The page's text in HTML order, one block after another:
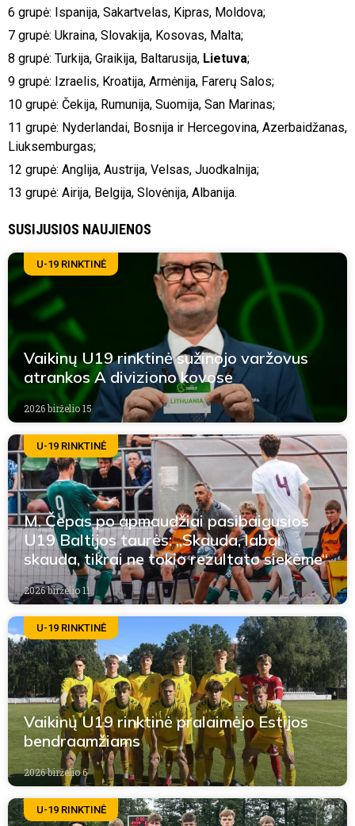
6 grupė: Ispanija, Sakartvelas, Kipras, Moldova;
7 grupė: Ukraina, Slovakija, Kosovas, Malta;
8 grupė: Turkija, Graikija, Baltarusija, Lietuva;
9 grupė: Izraelis, Kroatija, Armėnija, Farerų Salos;
10 grupė: Čekija, Rumunija, Suomija, San Marinas;
11 grupė: Nyderlandai, Bosnija ir Hercegovina, Azerbaidžanas,
Liuksemburgas;
12 grupė: Anglija, Austrija, Velsas, Juodkalnija;
13 grupė: Airija, Belgija, Slovėnija, Albanija.
SUSIJUSIOS NAUJIENOS
U-19 RINKTINĖ
Vaikinų U19 rinktinė sužinojo varžovus
atrankos A diviziono kovose
2026 birželio 15
U-19 RINKTINĖ
M. Čepas po apmaudžiai pasibaigusios
U19 Baltijos taurės: „Skauda, labai
skauda, tikrai ne tokio rezultato siekėme“
2026 birželio 11
U-19 RINKTINĖ
Vaikinų U19 rinktinė pralaimėjo Estijos
bendraamžiams
2026 birželio 6
U-19 RINKTINĖ